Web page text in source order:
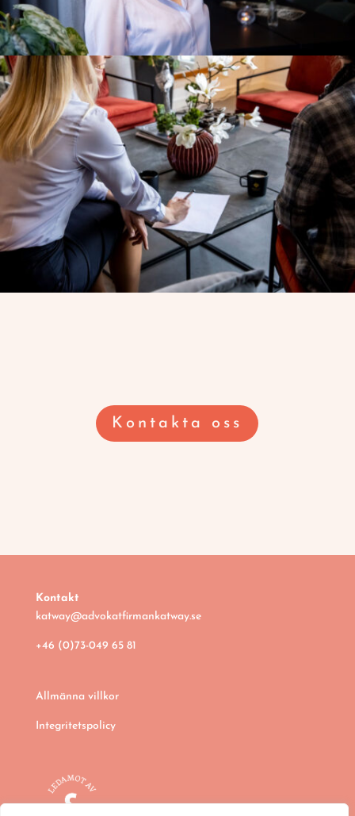
Kontakta oss
Kontakt
katway@advokatfirmankatway.se
+46 (0)73-049 65 81
Allmänna villkor
Integritetspolicy